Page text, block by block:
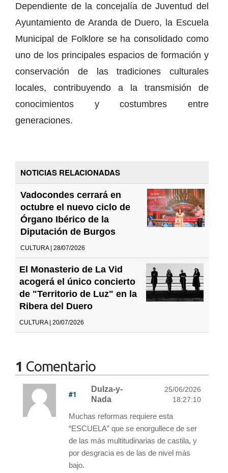
Dependiente de la concejalía de Juventud del
Ayuntamiento de Aranda de Duero, la Escuela
Municipal de Folklore se ha consolidado como
uno de los principales espacios de formación y
conservación de las tradiciones culturales
locales, contribuyendo a la transmisión de
conocimientos y costumbres entre
generaciones.
NOTICIAS RELACIONADAS
Vadocondes cerrará en
octubre el nuevo ciclo de
Órgano Ibérico de la
Diputación de Burgos
CULTURA | 28/07/2026
El Monasterio de La Vid
acogerá el único concierto
de "Territorio de Luz" en la
Ribera del Duero
CULTURA | 20/07/2026
1 Comentario
#1
Dulza-y-
Nada
25/06/2026
18:27:10
Muchas reformas requiere esta
“ESCUELA” que se enorgullece de ser
de las más multitudinarias de castila, y
por desgracia es de las de nivel más
bajo.